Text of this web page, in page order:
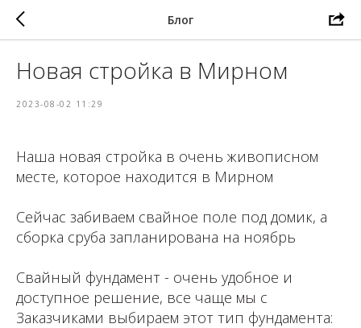
Блог
Новая стройка в Мирном
2023-08-02 11:29
Наша новая стройка в очень живописном
месте, которое находится в Мирном
Сейчас забиваем свайное поле под домик, а
сборка сруба запланирована на ноябрь ⁣⁣⠀
Свайный фундамент - очень удобное и
доступное решение, все чаще мы с
Заказчиками выбираем этот тип фундамента:⁣⁣⠀